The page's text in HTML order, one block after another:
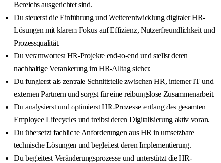
Bereichs ausgerichtet sind.
Du steuerst die Einführung und Weiterentwicklung digitaler HR-
Lösungen mit klarem Fokus auf Effizienz, Nutzerfreundlichkeit und
Prozessqualität.
Du verantwortest HR-Projekte end-to-end und stellst deren
nachhaltige Verankerung im HR-Alltag sicher.
Du fungierst als zentrale Schnittstelle zwischen HR, interner IT und
externen Partnern und sorgst für eine reibungslose Zusammenarbeit.
Du analysierst und optimierst HR-Prozesse entlang des gesamten
Employee Lifecycles und treibst deren Digitalisierung aktiv voran.
Du übersetzt fachliche Anforderungen aus HR in umsetzbare
technische Lösungen und begleitest deren Implementierung.
Du begleitest Veränderungsprozesse und unterstützt die HR-